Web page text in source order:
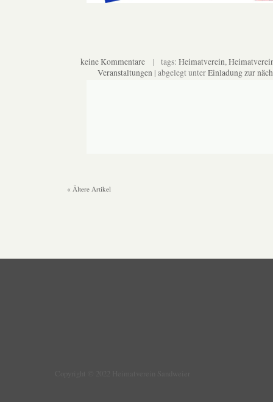
keine Kommentare| tags: Heimatverein,
Veranstaltungen | abgelegt unterEinladung zur
« Ältere Artikel